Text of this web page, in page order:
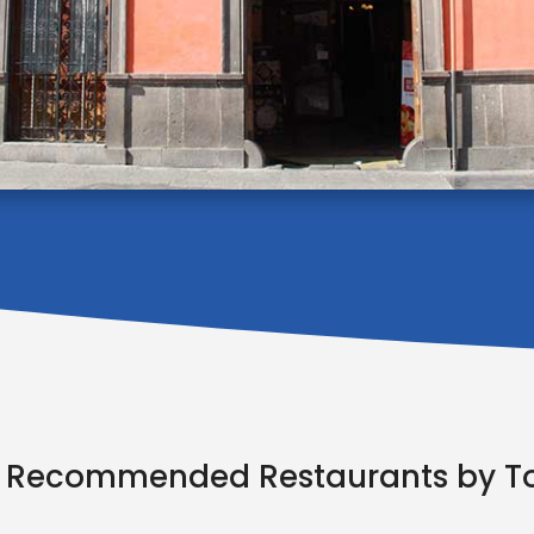
Restaurants by